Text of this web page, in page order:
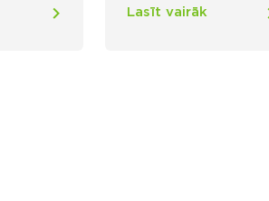
Lasīt vairāk